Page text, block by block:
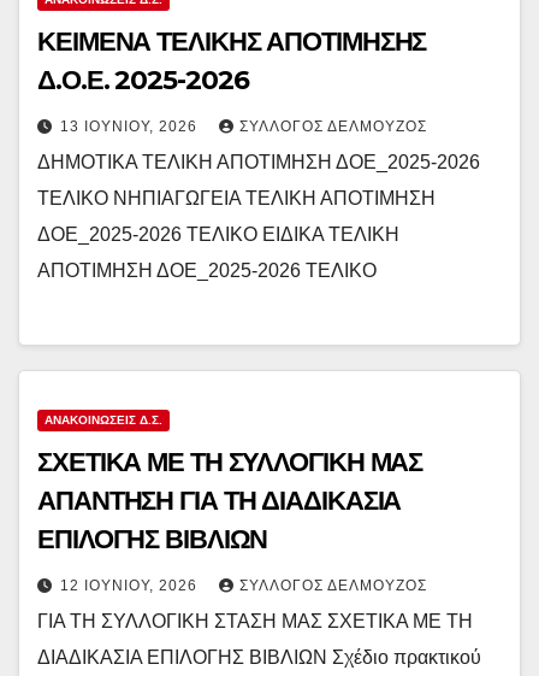
ΚΕΙΜΕΝΑ ΤΕΛΙΚΗΣ ΑΠΟΤΙΜΗΣΗΣ
Δ.Ο.Ε. 2025-2026
13 ΙΟΥΝΊΟΥ, 2026 ΣΎΛΛΟΓΟΣ ΔΕΛΜΟΎΖΟΣ
ΔΗΜΟΤΙΚΑ ΤΕΛΙΚΗ ΑΠΟΤΙΜΗΣΗ ΔΟΕ_2025-2026
ΤΕΛΙΚΟ ΝΗΠΙΑΓΩΓΕΙΑ ΤΕΛΙΚΗ ΑΠΟΤΙΜΗΣΗ
ΔΟΕ_2025-2026 ΤΕΛΙΚΟ ΕΙΔΙΚΑ ΤΕΛΙΚΗ
ΑΠΟΤΙΜΗΣΗ ΔΟΕ_2025-2026 ΤΕΛΙΚΟ
ΑΝΑΚΟΙΝΏΣΕΙΣ Δ.Σ.
ΣΧΕΤΙΚΑ ΜΕ ΤΗ ΣΥΛΛΟΓΙΚΗ ΜΑΣ
ΑΠΑΝΤΗΣΗ ΓΙΑ ΤΗ ΔΙΑΔΙΚΑΣΙΑ
ΕΠΙΛΟΓΗΣ ΒΙΒΛΙΩΝ
12 ΙΟΥΝΊΟΥ, 2026 ΣΎΛΛΟΓΟΣ ΔΕΛΜΟΎΖΟΣ
ΓΙΑ ΤΗ ΣΥΛΛΟΓΙΚΗ ΣΤΑΣΗ ΜΑΣ ΣΧΕΤΙΚΑ ΜΕ ΤΗ
ΔΙΑΔΙΚΑΣΙΑ ΕΠΙΛΟΓΗΣ ΒΙΒΛΙΩΝ Σχέδιο πρακτικού